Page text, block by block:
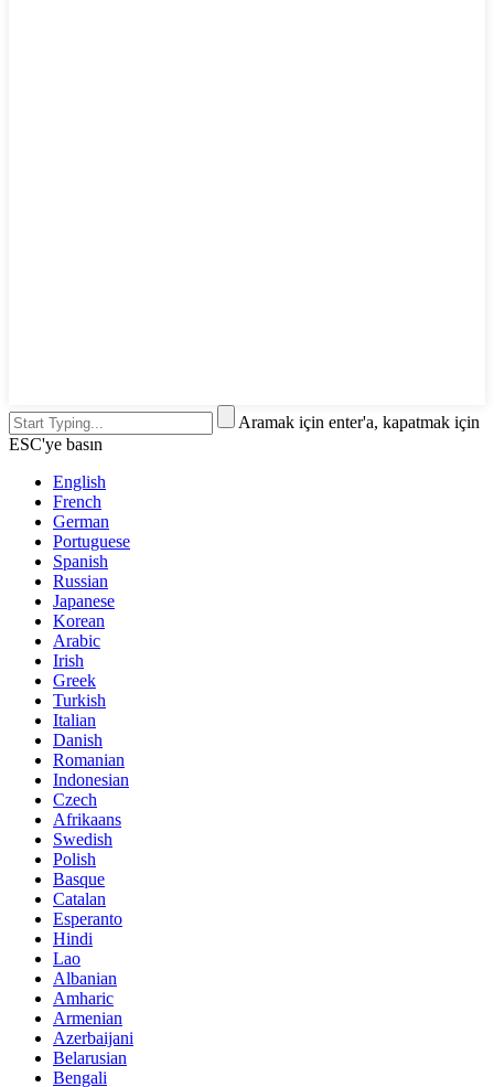
Aramak için enter'a, kapatmak için
ESC'ye basın
English
French
German
Portuguese
Spanish
Russian
Japanese
Korean
Arabic
Irish
Greek
Turkish
Italian
Danish
Romanian
Indonesian
Czech
Afrikaans
Swedish
Polish
Basque
Catalan
Esperanto
Hindi
Lao
Albanian
Amharic
Armenian
Azerbaijani
Belarusian
Bengali